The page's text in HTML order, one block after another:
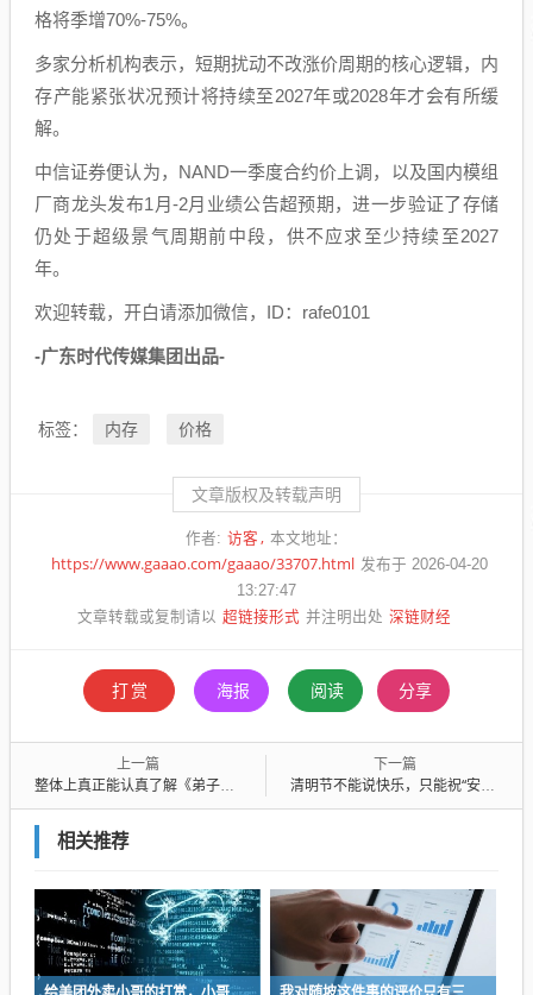
格将季增70%-75%。
多家分析机构表示，短期扰动不改涨价周期的核心逻辑，内
存产能紧张状况预计将持续至2027年或2028年才会有所缓
解。
中信证券便认为，NAND一季度合约价上调，以及国内模组
厂商龙头发布1月-2月业绩公告超预期，进一步验证了存储
仍处于超级景气周期前中段，供不应求至少持续至2027
年。
欢迎转载，开白请添加微信，ID：rafe0101
-广东时代传媒集团出品-
标签： 内存 价格
文章版权及转载声明
作者: 访客 本文地址：
https://www.gaaao.com/gaaao/33707.html 发布于 2026-04-20
13:27:47
文章转载或复制请以 超链接形式 并注明出处 深链财经
打赏 海报 阅读 分享
上一篇
整体上真正能认真了解《弟子规》的成年父母并不多，那些认为是糟粕的请逐字批驳吧
下一篇
清明节不能说快乐，只能祝“安康”？答案令人意外…
相关推荐